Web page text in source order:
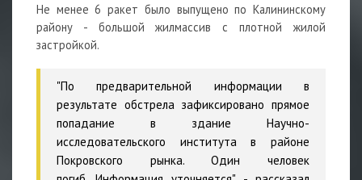
Не менее 6 ракет было выпущено по Калининскому
району - большой жилмассив с плотной жилой
застройкой.
"По предварительной информации в
результате обстрела зафиксировано прямое
попадание в здание Научно-
исследовательского института в районе
Покровского рынка. Один человек